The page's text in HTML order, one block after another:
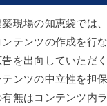
築現場の知恵袋では
ンテンツの作成を行
告を出向していただ
テンツの中立性を担
有無はコンテンツ内